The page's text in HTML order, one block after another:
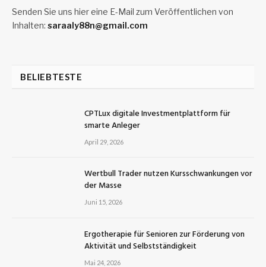
Senden Sie uns hier eine E-Mail zum Veröffentlichen von
Inhalten: saraaly88n@gmail.com
BELIEBTESTE
CPTLux digitale Investmentplattform für
smarte Anleger
April 29, 2026
Wertbull Trader nutzen Kursschwankungen vor
der Masse
Juni 15, 2026
Ergotherapie für Senioren zur Förderung von
Aktivität und Selbstständigkeit
Mai 24, 2026